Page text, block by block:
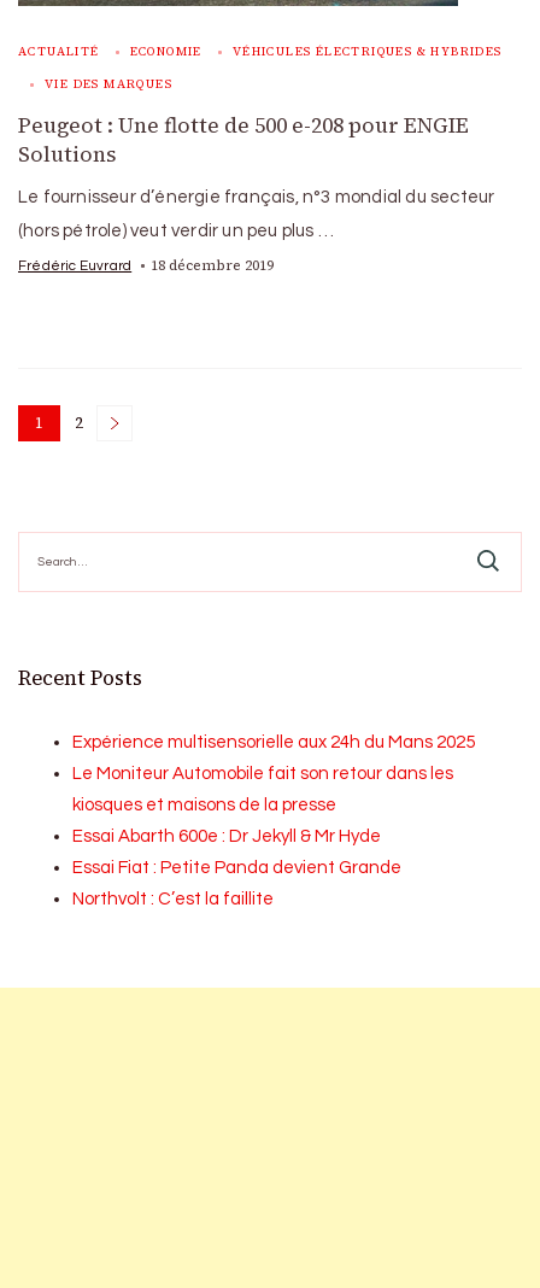
ACTUALITÉ ECONOMIE VÉHICULES ÉLECTRIQUES & HYBRIDES
VIE DES MARQUES
Peugeot : Une flotte de 500 e-208 pour ENGIE
Solutions
Le fournisseur d’énergie français, n°3 mondial du secteur
(hors pétrole) veut verdir un peu plus …
Frédéric Euvrard 18 décembre 2019
Posts
Page
1 Page
2
for:
Recent Posts
Expérience multisensorielle aux 24h du Mans 2025
Le Moniteur Automobile fait son retour dans les
kiosques et maisons de la presse
Essai Abarth 600e : Dr Jekyll & Mr Hyde
Essai Fiat : Petite Panda devient Grande
Northvolt : C’est la faillite